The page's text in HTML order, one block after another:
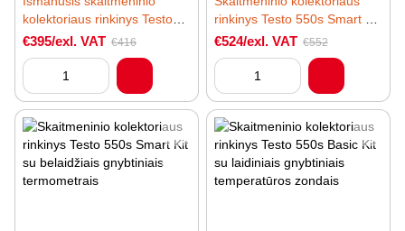
kolektoriaus rinkinys Testo
550i Smart Kit valdomas
programėle su belaidžiais
gnybtiniais termometrais
€395/exl. VAT €416
rinkinys Testo 550s Smart Kit
su pildymo žarnomis ir
belaidžiais temperatūros
zondais
€524/exl. VAT €552